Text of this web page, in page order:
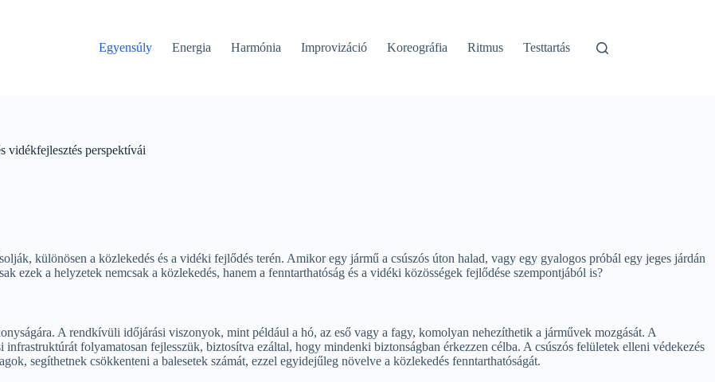
Egyensúly Energia Harmónia Improvizáció Koreográfia Ritmus Testtartás
vidékfejlesztés perspektívái
különösen a közlekedés és a vidéki fejlődés terén. Amikor egy jármű a csúszós úton halad, vagy egy gyalogos próbál egy jeges járdán
a helyzetek nemcsak a közlekedés, hanem a fenntarthatóság és a vidéki közösségek fejlődése szempontjából is?
A rendkívüli időjárási viszonyok, mint például a hó, az eső vagy a fagy, komolyan nehezíthetik a járművek mozgását. A
folyamatosan fejlesszük, biztosítva ezáltal, hogy mindenki biztonságban érkezzen célba. A csúszós felületek elleni védekezés
segíthetnek csökkenteni a balesetek számát, ezzel egyidejűleg növelve a közlekedés fenntarthatóságát.